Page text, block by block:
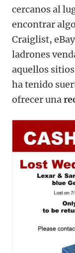
cercanos al
encontrar
Craiglist,
ladrones
aquellos
ha tenido
ofrecer una